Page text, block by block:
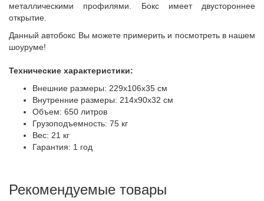
металлическими профилями. Бокс имеет двустороннее
открытие.
Данный автобокс Вы можете примерить и посмотреть в нашем
шоуруме!
Технические характеристики:
Внешние размеры: 229x106x35 см
Внутренние размеры: 214х90х32 см
Объем: 650 литров
Грузоподъемность: 75 кг
Вес: 21 кг
Гарантия: 1 год
Рекомендуемые товары